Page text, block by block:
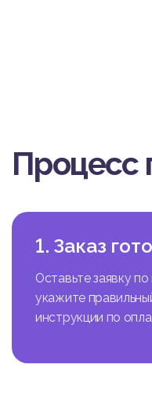
Процесс
1. Заказ
Оставьте заявку по
укажите
инструкции по